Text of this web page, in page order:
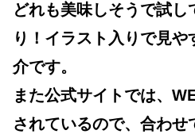
どれも美味しそうで試し
り！イラスト入りで見
介です。
また公式サイトでは、
されているので、合わせ